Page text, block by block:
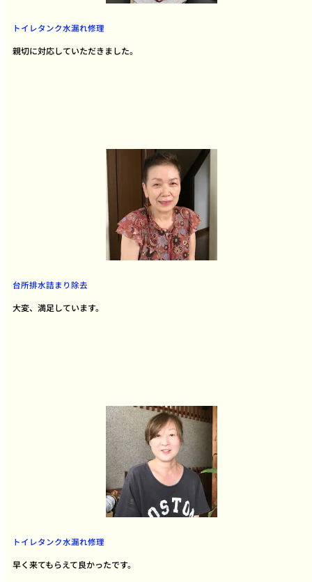
トイレタンク水漏れ修理
親切に対応していただきました。
台所排水詰まり除去
大変、満足しています。
トイレタンク水漏れ修理
早く来てもらえて良かったです。